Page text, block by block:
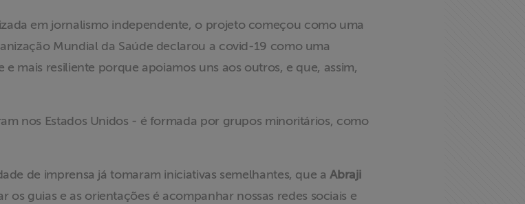
em jornalismo independente, o projeto começou como uma
Mundial da Saúde declarou a covid-19 como uma
mais resiliente porque apoiamos uns aos outros, e que, assim,
nos Estados Unidos - é formada por grupos minoritários, como
de imprensa já tomaram iniciativas semelhantes, que aAbraji
guias e as orientações é acompanhar nossas redes sociais e